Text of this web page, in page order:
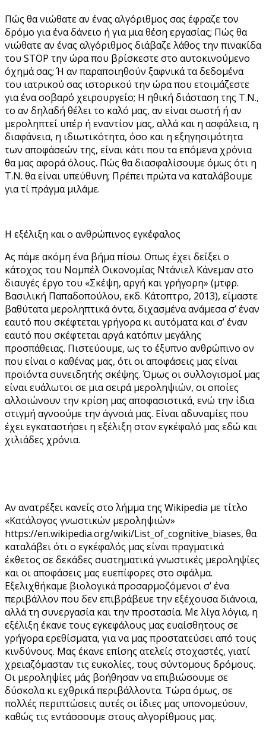
Πώς θα νιώθατε αν ένας αλγόριθμος σας έφραζε τον
δρόμο για ένα δάνειο ή για μια θέση εργασίας; Πώς θα
νιώθατε αν ένας αλγόριθμος διάβαζε λάθος την πινακίδα
του STOP την ώρα που βρίσκεστε στο αυτοκινούμενο
όχημά σας; Ή αν παραποιηθούν ξαφνικά τα δεδομένα
του ιατρικού σας ιστορικού την ώρα που ετοιμάζεστε
για ένα σοβαρό χειρουργείο; Η ηθική διάσταση της Τ.Ν.,
το αν δηλαδή θέλει το καλό μας, αν είναι σωστή ή αν
μεροληπτεί υπέρ ή εναντίον μας, αλλά και η ασφάλεια, η
διαφάνεια, η ιδιωτικότητα, όσο και η εξηγησιμότητα
των αποφάσεών της, είναι κάτι που τα επόμενα χρόνια
θα μας αφορά όλους. Πώς θα διασφαλίσουμε όμως ότι η
Τ.Ν. θα είναι υπεύθυνη; Πρέπει πρώτα να καταλάβουμε
για τί πράγμα μιλάμε.
Η εξέλιξη και ο ανθρώπινος εγκέφαλος
Ας πάμε ακόμη ένα βήμα πίσω. Οπως έχει δείξει ο
κάτοχος του Νομπέλ Οικονομίας Ντάνιελ Κάνεμαν στο
διαυγές έργο του «Σκέψη, αργή και γρήγορη» (μτφρ.
Βασιλική Παπαδοπούλου, εκδ. Κάτοπτρο, 2013), είμαστε
βαθύτατα μεροληπτικά όντα, διχασμένα ανάμεσα σ’ έναν
εαυτό που σκέφτεται γρήγορα κι αυτόματα και σ’ έναν
εαυτό που σκέφτεται αργά κατόπιν μεγάλης
προσπάθειας. Πιστεύουμε, ως το έξυπνο ανθρώπινο ον
που είναι ο καθένας μας, ότι οι αποφάσεις μας είναι
προϊόντα συνειδητής σκέψης. Όμως οι συλλογισμοί μας
είναι ευάλωτοι σε μια σειρά μεροληψιών, οι οποίες
αλλοιώνουν την κρίση μας αποφασιστικά, ενώ την ίδια
στιγμή αγνοούμε την άγνοιά μας. Είναι αδυναμίες που
έχει εγκαταστήσει η εξέλιξη στον εγκέφαλό μας εδώ και
χιλιάδες χρόνια.
Αν ανατρέξει κανείς στο λήμμα της Wikipedia με τίτλο
«Κατάλογος γνωστικών μεροληψιών»
https://en.wikipedia.org/wiki/List_of_cognitive_biases, θα
καταλάβει ότι ο εγκέφαλός μας είναι πραγματικά
έκθετος σε δεκάδες συστηματικά γνωστικές μεροληψίες
και οι αποφάσεις μας ευεπίφορες στο σφάλμα.
Εξελιχθήκαμε βιολογικά προσαρμοζόμενοι σ’ ένα
περιβάλλον που δεν επιβράβευε την εξέχουσα διάνοια,
αλλά τη συνεργασία και την προστασία. Με λίγα λόγια, η
εξέλιξη έκανε τους εγκεφάλους μας ευαίσθητους σε
γρήγορα ερεθίσματα, για να μας προστατεύσει από τους
κινδύνους. Μας έκανε επίσης ατελείς στοχαστές, γιατί
χρειαζόμασταν τις ευκολίες, τους σύντομους δρόμους.
Οι μεροληψίες μάς βοήθησαν να επιβιώσουμε σε
δύσκολα κι εχθρικά περιβάλλοντα. Τώρα όμως, σε
πολλές περιπτώσεις αυτές οι ίδιες μας υπονομεύουν,
καθώς τις εντάσσουμε στους αλγορίθμους μας.